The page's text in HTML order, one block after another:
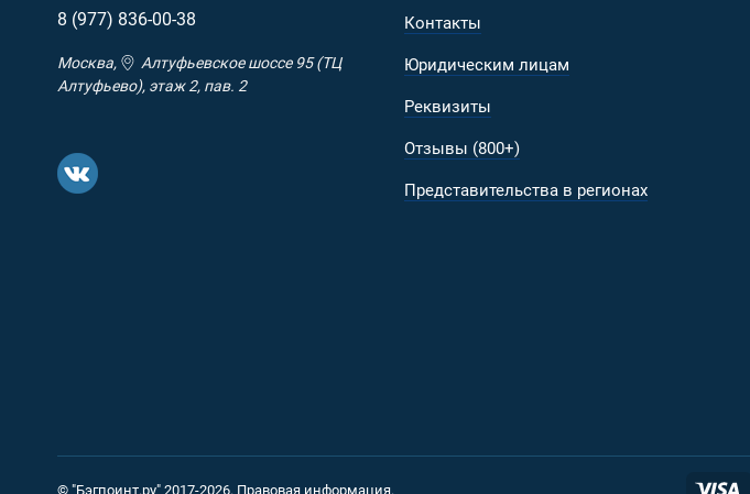
8 (977) 836-00-38
Москва,
Алтуфьевское шоссе 95 (ТЦ
Алтуфьево), этаж 2, пав. 2
Контакты
Юридическим лицам
Реквизиты
Отзывы (800+)
Представительства в регионах
© "Бэгпоинт.ру" 2017-2026. Правовая информация.